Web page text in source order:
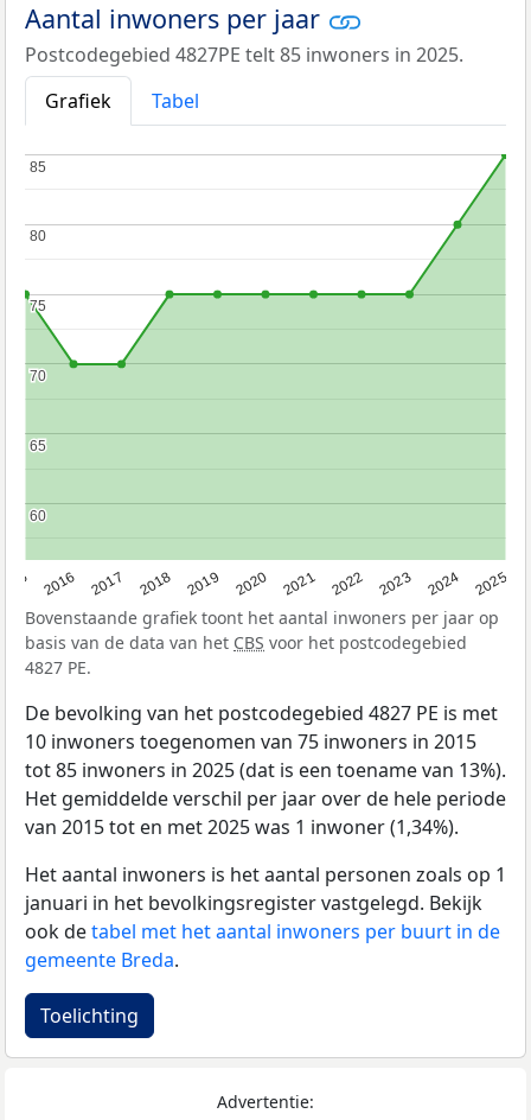
Aantal inwoners per jaar
Postcodegebied 4827PE telt 85 inwoners in 2025.
Grafiek
Tabel
2016 2017 2018 2019 2020 2021 2022 2023 2024 2025
60
60
65
65
70
70
75
75
80
80
85
85
Bovenstaande grafiek toont het aantal inwoners per jaar op
basis van de data van het CBS voor het postcodegebied
4827 PE.
De bevolking van het postcodegebied 4827 PE is met
10 inwoners toegenomen van 75 inwoners in 2015
tot 85 inwoners in 2025 (dat is een toename van 13%).
Het gemiddelde verschil per jaar over de hele periode
van 2015 tot en met 2025 was 1 inwoner (1,34%).
Het aantal inwoners is het aantal personen zoals op 1
januari in het bevolkingsregister vastgelegd. Bekijk
ook detabel met het aantal inwoners per buurt in de
gemeente Breda.
Toelichting
Advertentie: